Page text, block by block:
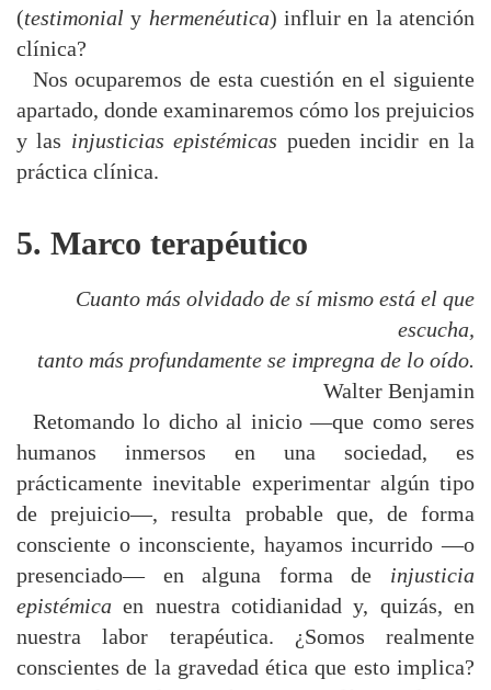
(testimonial y hermenéutica) influir en la atención
clínica?
Nos ocuparemos de esta cuestión en el siguiente
apartado, donde examinaremos cómo los prejuicios
y las injusticias epistémicas pueden incidir en la
práctica clínica.
5. Marco terapéutico
Cuanto más olvidado de sí mismo está el que
escucha,
tanto más profundamente se impregna de lo oído.
Walter Benjamin
Retomando lo dicho al inicio —que como seres
humanos inmersos en una sociedad, es
prácticamente inevitable experimentar algún tipo
de prejuicio—, resulta probable que, de forma
consciente o inconsciente, hayamos incurrido —o
presenciado— en alguna forma de injusticia
epistémica en nuestra cotidianidad y, quizás, en
nuestra labor terapéutica. ¿Somos realmente
conscientes de la gravedad ética que esto implica?